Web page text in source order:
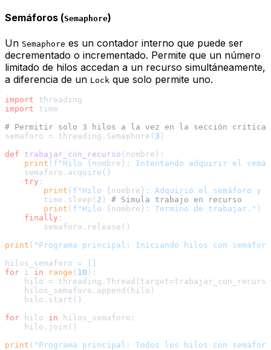
Semáforos (Semaphore)
Un Semaphore es un contador interno que puede ser
decrementado o incrementado. Permite que un número
limitado de hilos accedan a un recurso simultáneamente,
a diferencia de un Lock que solo permite uno.
import
import time
# Permitir solo 3 hilos a la vez en la sección crítica
semaforo = threading.Semaphore( 3 )
def
trabajar_con_recurso ( nombre ):
print ( f"Hilo {nombre} : Intentando adquirir el
    semaforo.acquire()
try :
print ( f"Hilo {nombre} : Adquirió el semáforo y
        time.sleep(
2 ) # Simula trabajo en recurso
print ( f"Hilo {nombre} : Terminó de trabajar." )
finally :
        semaforo.release()
print ( "Programa principal: Iniciando hilos con
for i in range ( 10 ):
hilo =
    hilos_semaforo.append(hilo)
    hilo.start()
for hilo in hilos_semaforo:
    hilo.join()
print ( "Programa principal: Todos los hilos con